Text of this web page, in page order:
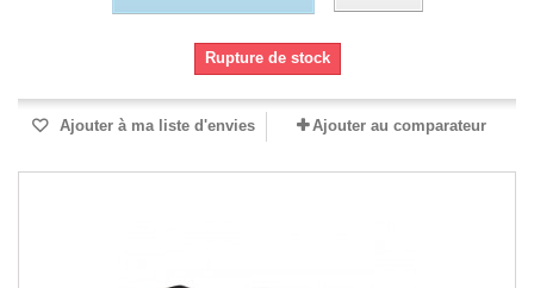
Rupture de stock
Ajouter à ma liste d'envies Ajouter au comparateur